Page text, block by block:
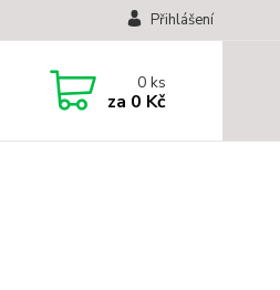
Přihlášení
0ks
za 0 Kč